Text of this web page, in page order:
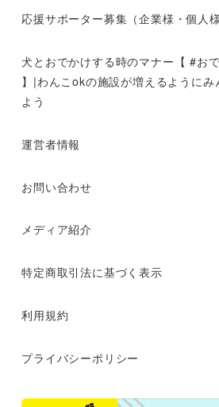
応援サポーター募集（企業様・個人様
犬とおでかけする時のマナー【 #お
】|わんこokの施設が増えるようにみ
よう
運営者情報
お問い合わせ
メディア紹介
特定商取引法に基づく表示
利用規約
プライバシーポリシー